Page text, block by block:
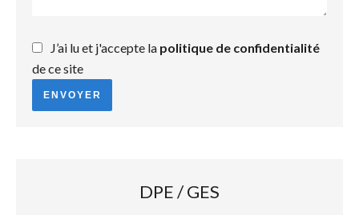
J’ai lu et j'accepte la politique de confidentialité
de ce site
ENVOYER
DPE / GES